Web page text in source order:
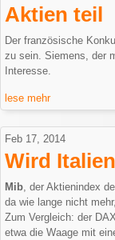
Aktien teil
Der französische
zu sein. Siemens, der
Interesse.
lese mehr
Feb 17, 2014
Wird
Mib, der Aktienindex
da wie lange nicht
Zum Vergleich: der
etwa die Waage mit